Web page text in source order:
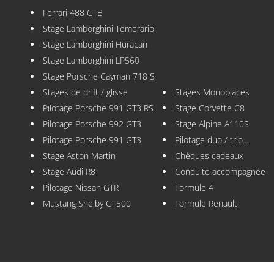
Ferrari 488 GTB
Stage Lamborghini Temerario
Stage Lamborghini Huracan
Stage Lamborghini LP560
Stage Porsche Cayman 718 S
Stages de drift / glisse
Pilotage Porsche 991 GT3 RS
Pilotage Porsche 992 GT3
Pilotage Porsche 991 GT3
Stage Aston Martin
Stage Audi R8
Pilotage Nissan GTR
Mustang Shelby GT500
Stages Monoplaces
Stage Corvette C8
Stage Alpine A110S
Pilotage duo / trio...
Chèques cadeaux
Conduite accompagnée
Formule 4
Formule Renault